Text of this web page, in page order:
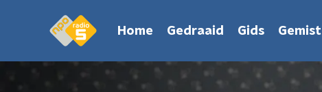
Home Gedraaid Gids Gemist